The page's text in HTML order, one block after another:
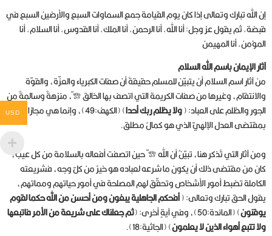
إن الله تبارك وتعالى إذا كان يوم القيامة جمع السماوات السبع والأرضين السبع في
قبضة, ثم يقول عز وجل: أنا الله, أنا الرحمن, أنا الملك, أنا القدوس, أنا السلام, أنا
المؤمن, أنا المهيمن
آثار الإيمان باسم الله السلام
من آثار اسم السلام أن يتبيّن للمسلم حقيقةَ أن صفات الكبرياء والعزّة، والقوّة
والانتقام، وغيرها من صفات الكريمة التي اتصف بها الخالق جلّ جلاله، منزهةٌ وسالمةٌ من
الجور والظلم على العباد: (ولا يظلم ربك أحدا
) (الكهف:49)، وإنما هي مجازاةٌ
بمقتضى العدل الإلهيّ الذي هو كمالٌ مطلق.
ومن آثار التي تُذكر هنا، تبيّنُ أن الله جلّ جلاله حين اتصفت أفعاله بالسلامة من كل عيب،
كان من مقتضى ذلك أن يكون ما شرعه لعباده هو خيرٌ من كلّ وجه، فشريعته
الكاملة تضبط أمور الأشخاص وتحقّق لهم المصلحة في أمور حياتهم ومماتهم،
يقول الحق تبارك وتعالى: (أفحكم الجاهلية يبغون ومن أحسن من الله حكما لقوم
يوقنون) (المائدة:50)، وفي آيةٍ أخرى: (
ثم جعلناك على شريعة من الأمر فاتبعها
ولا تتبع أهواء الذين لا يعلمون) (الجاثية:18).
USD